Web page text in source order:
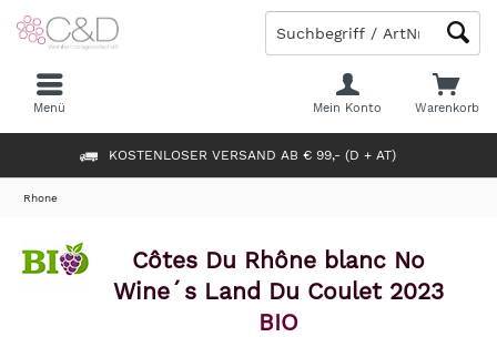
KOSTENLOSER VERSAND AB € 99,- (D + AT)
Warenkorb
Mein Konto
Menü
Rhone
Côtes Du Rhône blanc No
Wine´s Land Du Coulet 2023
BIO